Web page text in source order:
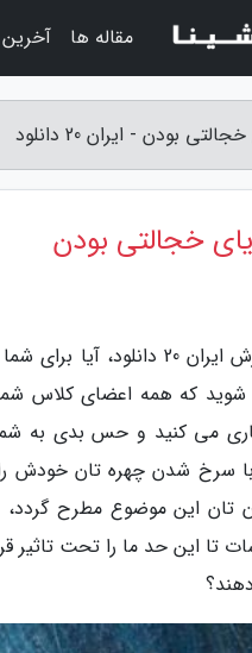
بودن - ایران 20 دانلود
خجالتی بودن
به گزارش ایران 20
می کنید و حس بدی به
با سرخ شدن چهره تان خودش
تان این موضوع مطرح
تا این حد ما را تحت تاثیر
مقاله ها آخرین